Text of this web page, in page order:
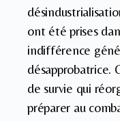
ont été prises
indifférence
désapprobatrice.
de survie qui
préparer au